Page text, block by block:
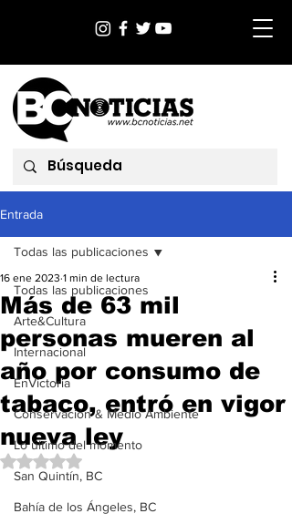
Entrada
Todas las publicaciones
Arte&Cultura
Internacional
EnVictoria
Conservación & Medio Ambiente
Lo último del momento
San Quintín, BC
Bahía de los Ángeles, BC
Todas las publicaciones
Más de 63 mil
personas mueren al
año por consumo de
tabaco, entró en vigor
nueva ley
16 ene 2023 1 min de lectura
Obtuvo NaN de 5 estrellas.